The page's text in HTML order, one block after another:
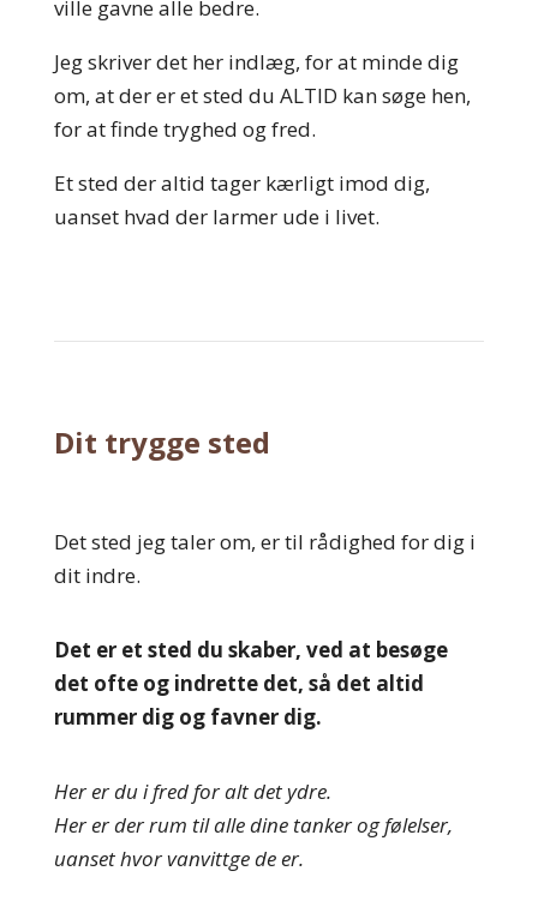
ville gavne alle bedre.
Jeg skriver det her indlæg, for at minde dig
om, at der er et sted du ALTID kan søge hen,
for at finde tryghed og fred.
Et sted der altid tager kærligt imod dig,
uanset hvad der larmer ude i livet.
Dit trygge sted
Det sted jeg taler om, er til rådighed for dig i
dit indre.
Det er et sted du skaber, ved at besøge
det ofte og indrette det, så det altid
rummer dig og favner dig.
Her er du i fred for alt det ydre.
Her er der rum til alle dine tanker og følelser,
uanset hvor vanvittge de er.